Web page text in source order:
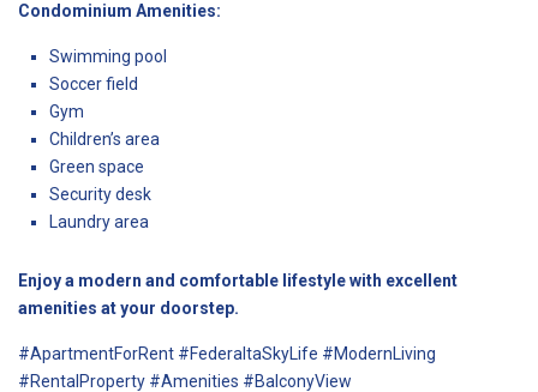
Condominium Amenities:
Swimming pool
Soccer field
Gym
Children’s area
Green space
Security desk
Laundry area
Enjoy a modern and comfortable lifestyle with excellent
amenities at your doorstep.
#ApartmentForRent #FederaltaSkyLife #ModernLiving
#RentalProperty #Amenities #BalconyView